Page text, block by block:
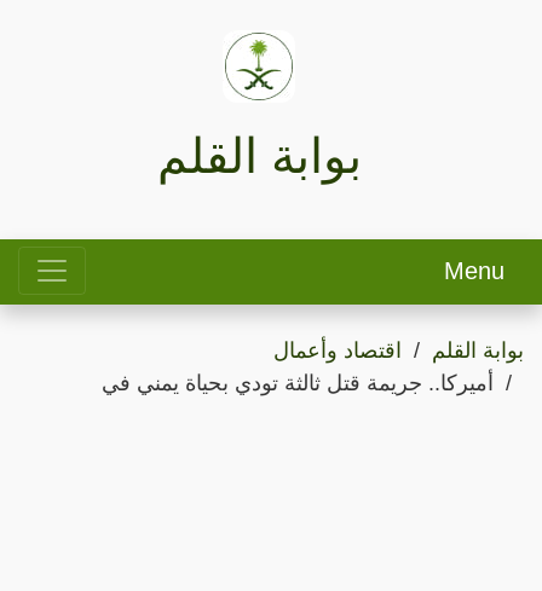
بوابة القلم
Menu
بوابة القلم
اقتصاد وأعمال
أميركا.. جريمة قتل ثالثة تودي بحياة يمني في